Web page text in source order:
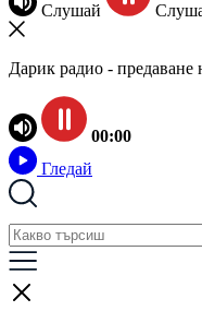
Слушай
Дарик радио - предаване
00:00
Гледай